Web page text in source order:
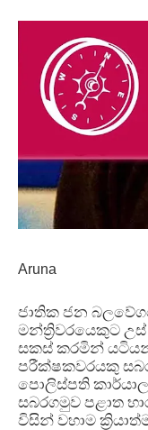
Aruna
ජාතික ජන
මන්ත්‍රිවරයෙකුට
සකස් කරමින්
පරීක්ෂකවරයකු
පොලිස්පති
සබරගමුව පළාත
විසින් වහාම